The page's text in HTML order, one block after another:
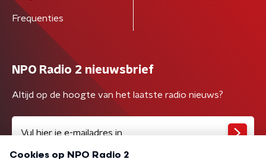
Frequenties
NPO Radio 2 nieuwsbrief
Altijd op de hoogte van het laatste radio nieuws?